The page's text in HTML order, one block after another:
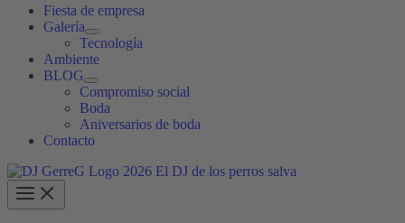
Fiesta de empresa
Galería
Tecnología
Ambiente
BLOG
Compromiso social
Boda
Aniversarios de boda
Contacto